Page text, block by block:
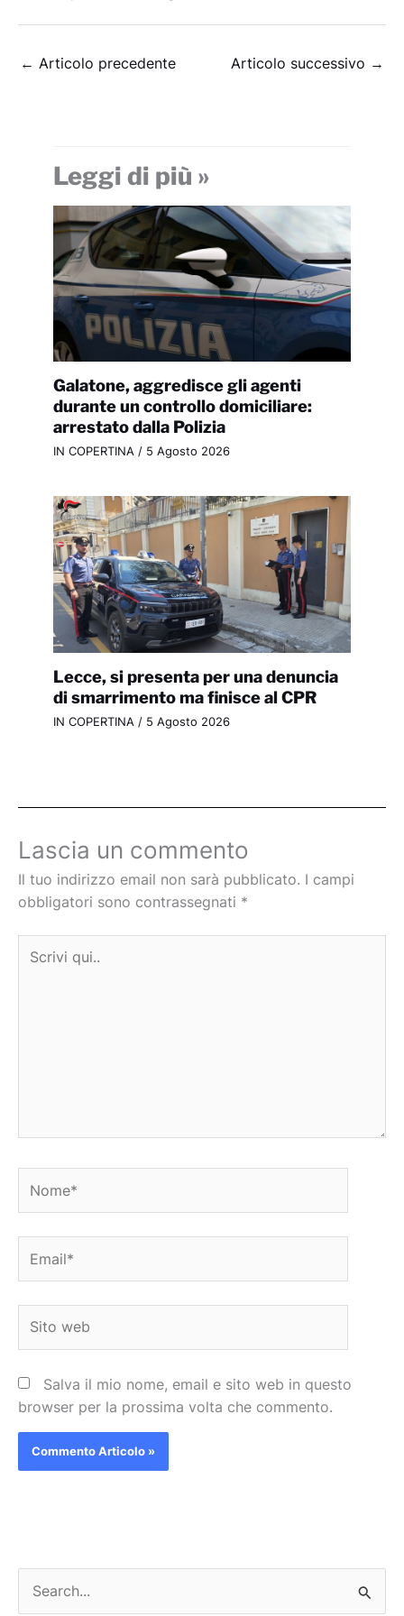
← Articolo precedente Articolo successivo →
Leggi di più »
Galatone, aggredisce gli agenti
durante un controllo domiciliare:
arrestato dalla Polizia
IN COPERTINA / 5 Agosto 2026
Lecce, si presenta per una denuncia
di smarrimento ma finisce al CPR
IN COPERTINA / 5 Agosto 2026
Lascia un commento
Il tuo indirizzo email non sarà pubblicato. I campi
obbligatori sono contrassegnati *
qui..
web
Salva il mio nome, email e sito web in questo
browser per la prossima volta che commento.